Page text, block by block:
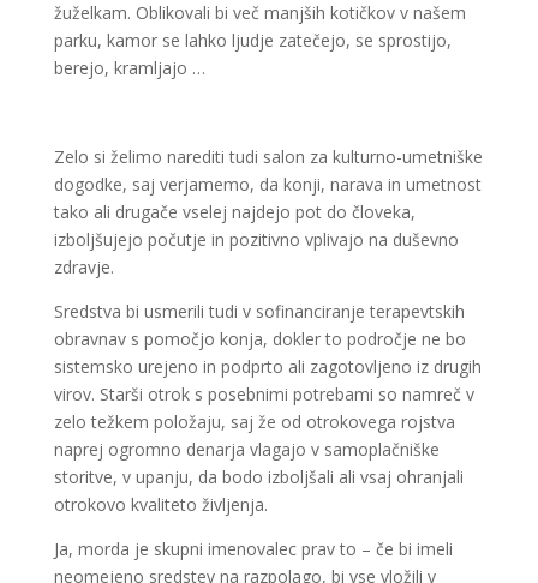
žuželkam. Oblikovali bi več manjših kotičkov v našem
parku, kamor se lahko ljudje zatečejo, se sprostijo,
berejo, kramljajo …
Zelo si želimo narediti tudi salon za kulturno-umetniške
dogodke, saj verjamemo, da konji, narava in umetnost
tako ali drugače vselej najdejo pot do človeka,
izboljšujejo počutje in pozitivno vplivajo na duševno
zdravje.
Sredstva bi usmerili tudi v sofinanciranje terapevtskih
obravnav s pomočjo konja, dokler to področje ne bo
sistemsko urejeno in podprto ali zagotovljeno iz drugih
virov. Starši otrok s posebnimi potrebami so namreč v
zelo težkem položaju, saj že od otrokovega rojstva
naprej ogromno denarja vlagajo v samoplačniške
storitve, v upanju, da bodo izboljšali ali vsaj ohranjali
otrokovo kvaliteto življenja.
Ja, morda je skupni imenovalec prav to – če bi imeli
neomejeno sredstev na razpolago, bi vse vložili v